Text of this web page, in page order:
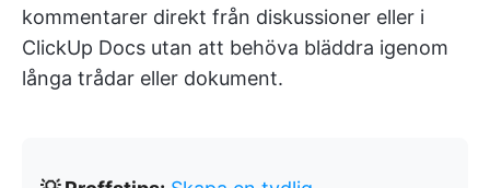
kommentarer direkt från diskussioner eller i
ClickUp Docs utan att behöva bläddra igenom
långa trådar eller dokument.